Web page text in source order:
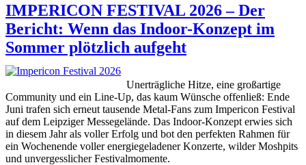
IMPERICON FESTIVAL 2026 – Der
Bericht: Wenn das Indoor-Konzept im
Sommer plötzlich aufgeht
Unerträgliche Hitze, eine großartige
Community und ein Line-Up, das kaum Wünsche offenließ: Ende
Juni trafen sich erneut tausende Metal-Fans zum Impericon Festival
auf dem Leipziger Messegelände. Das Indoor-Konzept erwies sich
in diesem Jahr als voller Erfolg und bot den perfekten Rahmen für
ein Wochenende voller energiegeladener Konzerte, wilder Moshpits
und unvergesslicher Festivalmomente.